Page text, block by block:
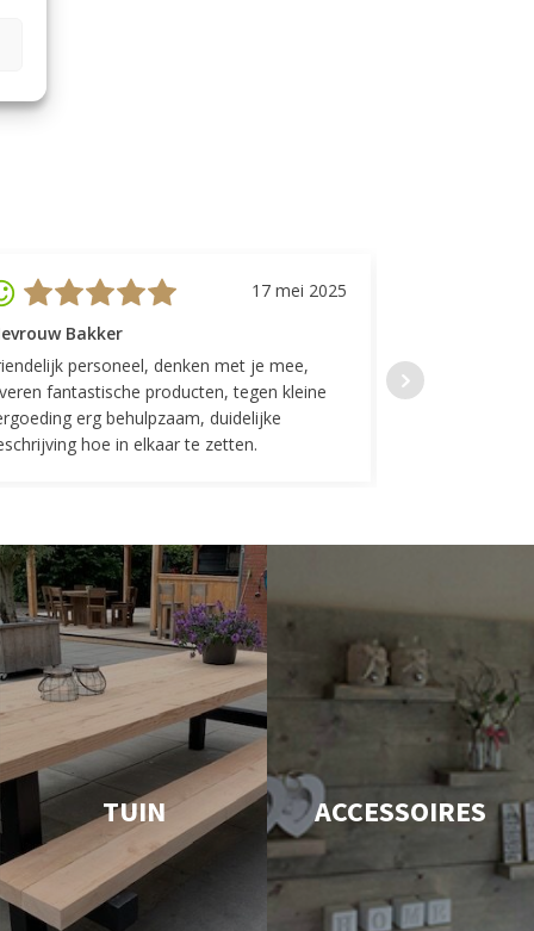
17 mei 2025
Bakker
personeel, denken met je mee,
fantastische producten, tegen kleine
erg behulpzaam, duidelijke
hoe in elkaar te zetten.
Top geregeld!
indelingen die
TUIN ACCESSOIRES